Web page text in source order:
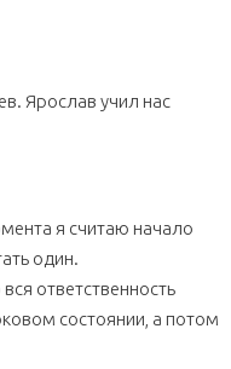
Ярослав учил нас
я считаю начало
один.
ответственность
состоянии, а потом